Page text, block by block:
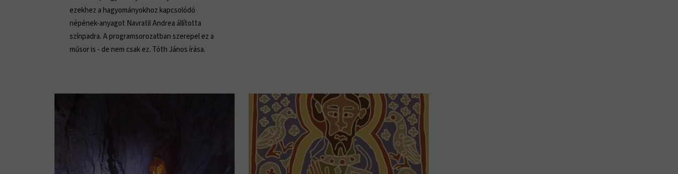
ezekhez a hagyományokhoz kapcsolódó
népének-anyagot Navratil Andrea állította
színpadra. A programsorozatban szerepel ez a
műsor is - de nem csak ez. Tóth János írása.